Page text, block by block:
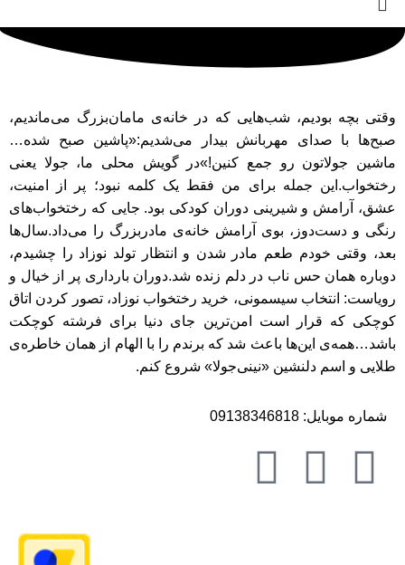
وقتی بچه بودیم، شب‌هایی که در خانه‌ی مامان‌بزرگ می‌ماندیم،
صبح‌ها با صدای مهربانش بیدار می‌شدیم:«پاشین صبح شده…
ماشین جولاتون رو جمع کنین!»در گویش محلی ما، جولا یعنی
رختخواب.این جمله برای من فقط یک کلمه نبود؛ پر از امنیت،
عشق، آرامش و شیرینی دوران کودکی بود. جایی که رختخواب‌های
رنگی و دست‌دوز، بوی آرامش خانه‌ی مادربزرگ را می‌داد.سال‌ها
بعد، وقتی خودم طعم مادر شدن و انتظار تولد نوزاد را چشیدم،
دوباره همان حس ناب در دلم زنده شد.دوران بارداری پر از خیال و
رویاست: انتخاب سیسمونی، خرید رختخواب نوزاد، تصور کردن اتاق
کوچکی که قرار است امن‌ترین جای دنیا برای فرشته کوچکت
باشد…همه‌ی این‌ها باعث شد که برندم را با الهام از همان خاطره‌ی
طلایی و اسم دلنشین «نینی‌جولا» شروع کنم.
شماره موبایل: 09138346818